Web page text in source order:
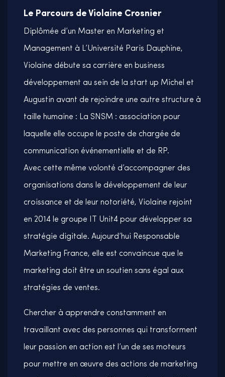
Le Parcours de Violaine Crosnier
Diplômée d’un Master en Marketing et
Management à L’Université Paris Dauphine,
Violaine débute sa carrière en business
développement au sein de la start up Michel et
Augustin avant de rejoindre une autre structure à
taille humaine : La SNSM : association pour
laquelle elle occupe le poste de chargée de
communication événementielle et de RP.
Avec cette même volonté d’accompagner des
organisations dans le développement de leur
croissance et de leur notoriété, Violaine rejoint
en 2014 le groupe IT Unit4 pour développer sa
stratégie digitale. Aujourd’hui Responsable
Marketing France, elle est convaincue que le
marketing doit être un soutien sans égal aux
stratégies de ventes.
Chercher à apprendre constamment en
travaillant avec des personnes qui transforment
leur passion en action est l’un de ses moteurs
pour mettre en œuvre des actions de marketing